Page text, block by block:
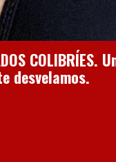
desvelamos.